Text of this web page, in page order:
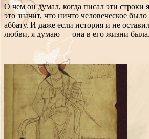
О чем он думал, когда писал эти строки
это значит, что ничто человеческое
аббату. И даже если история и не
любви, я думаю — она в его жизни была.